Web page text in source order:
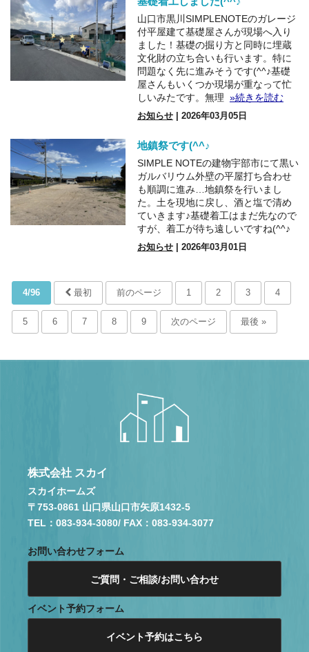
山口市黒川SIMPLENOTEのガレージ
付平屋建て基礎屋さんが現場へ入り
ました！基礎の掘り方と同時に埋蔵
文化財の立ち合いも行います。特に
問題なく先に進みそうです(^^♪基礎
屋さんもいくつか現場が重なって忙
しいみたです。無理 »続きを読む
お知らせ| 2026年03月05日
地鎮祭です(^^♪
SIMPLE NOTEの建物宇部市にて黒い
ガルバリウム外壁の平屋打ち合わせ
も順調に進み…地鎮祭を行いまし
た。土を現地に戻し、酒と塩で清め
ていきます♪基礎着工はまだ先なので
すが、着工が待ち遠しいですね(^^♪
お知らせ| 2026年03月01日
4/96 最初 前のページ 1 2 3 4
5 6 7 8 9 次のページ 最後 »
株式会社 スカイ
スカイホームズ
〒753-0861 山口県山口市矢原1432-5
TEL：083-934-3080/ FAX：083-934-3077
お問い合わせフォーム
ご質問・ご相談/お問い合わせ
イベント予約フォーム
イベント予約はこちら